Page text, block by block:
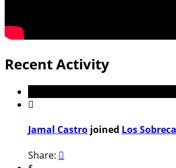
Recent Activity

Jamal Castro joined Los
Share: 